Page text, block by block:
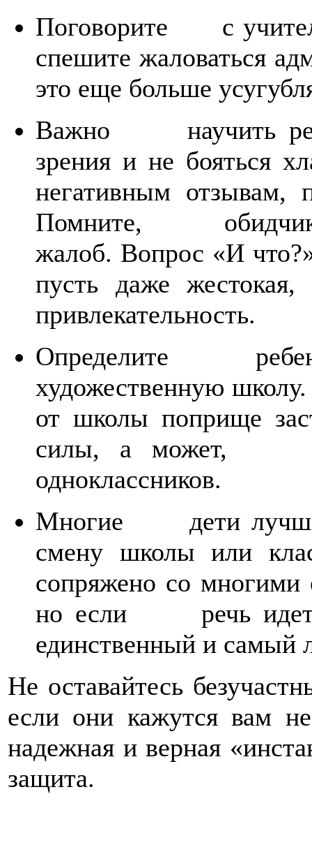
Поговорите с
спешите жаловаться
это еще больше
Важно научить
зрения и не бояться
негативным отзывам,
Помните, обидчики
жалоб. Вопрос «И
пусть даже
привлекательность.
Определите
художественную
от школы поприще
силы, а может, и
одноклассников.
Многие дети
смену школы или
сопряжено со многими
но если речь идет
единственный и самый
Не оставайтесь
если они кажутся вам
надежная и верная
защита.